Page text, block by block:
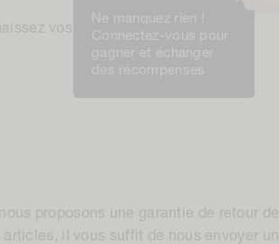
vos boucles
Ne manquez rien !
Connectez-vous pour
gagner et échanger
des récompenses
proposons une garantie de retour
il vous suffit de nous envoyer